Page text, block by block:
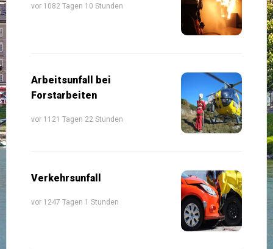
vor 1082 Tagen 10 Stunden
Arbeitsunfall bei
Forstarbeiten
vor 1121 Tagen 22 Stunden
Verkehrsunfall
vor 1247 Tagen 1 Stunden